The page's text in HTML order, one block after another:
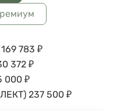
169 783 ₽
372 ₽
000 ₽
237 500 ₽